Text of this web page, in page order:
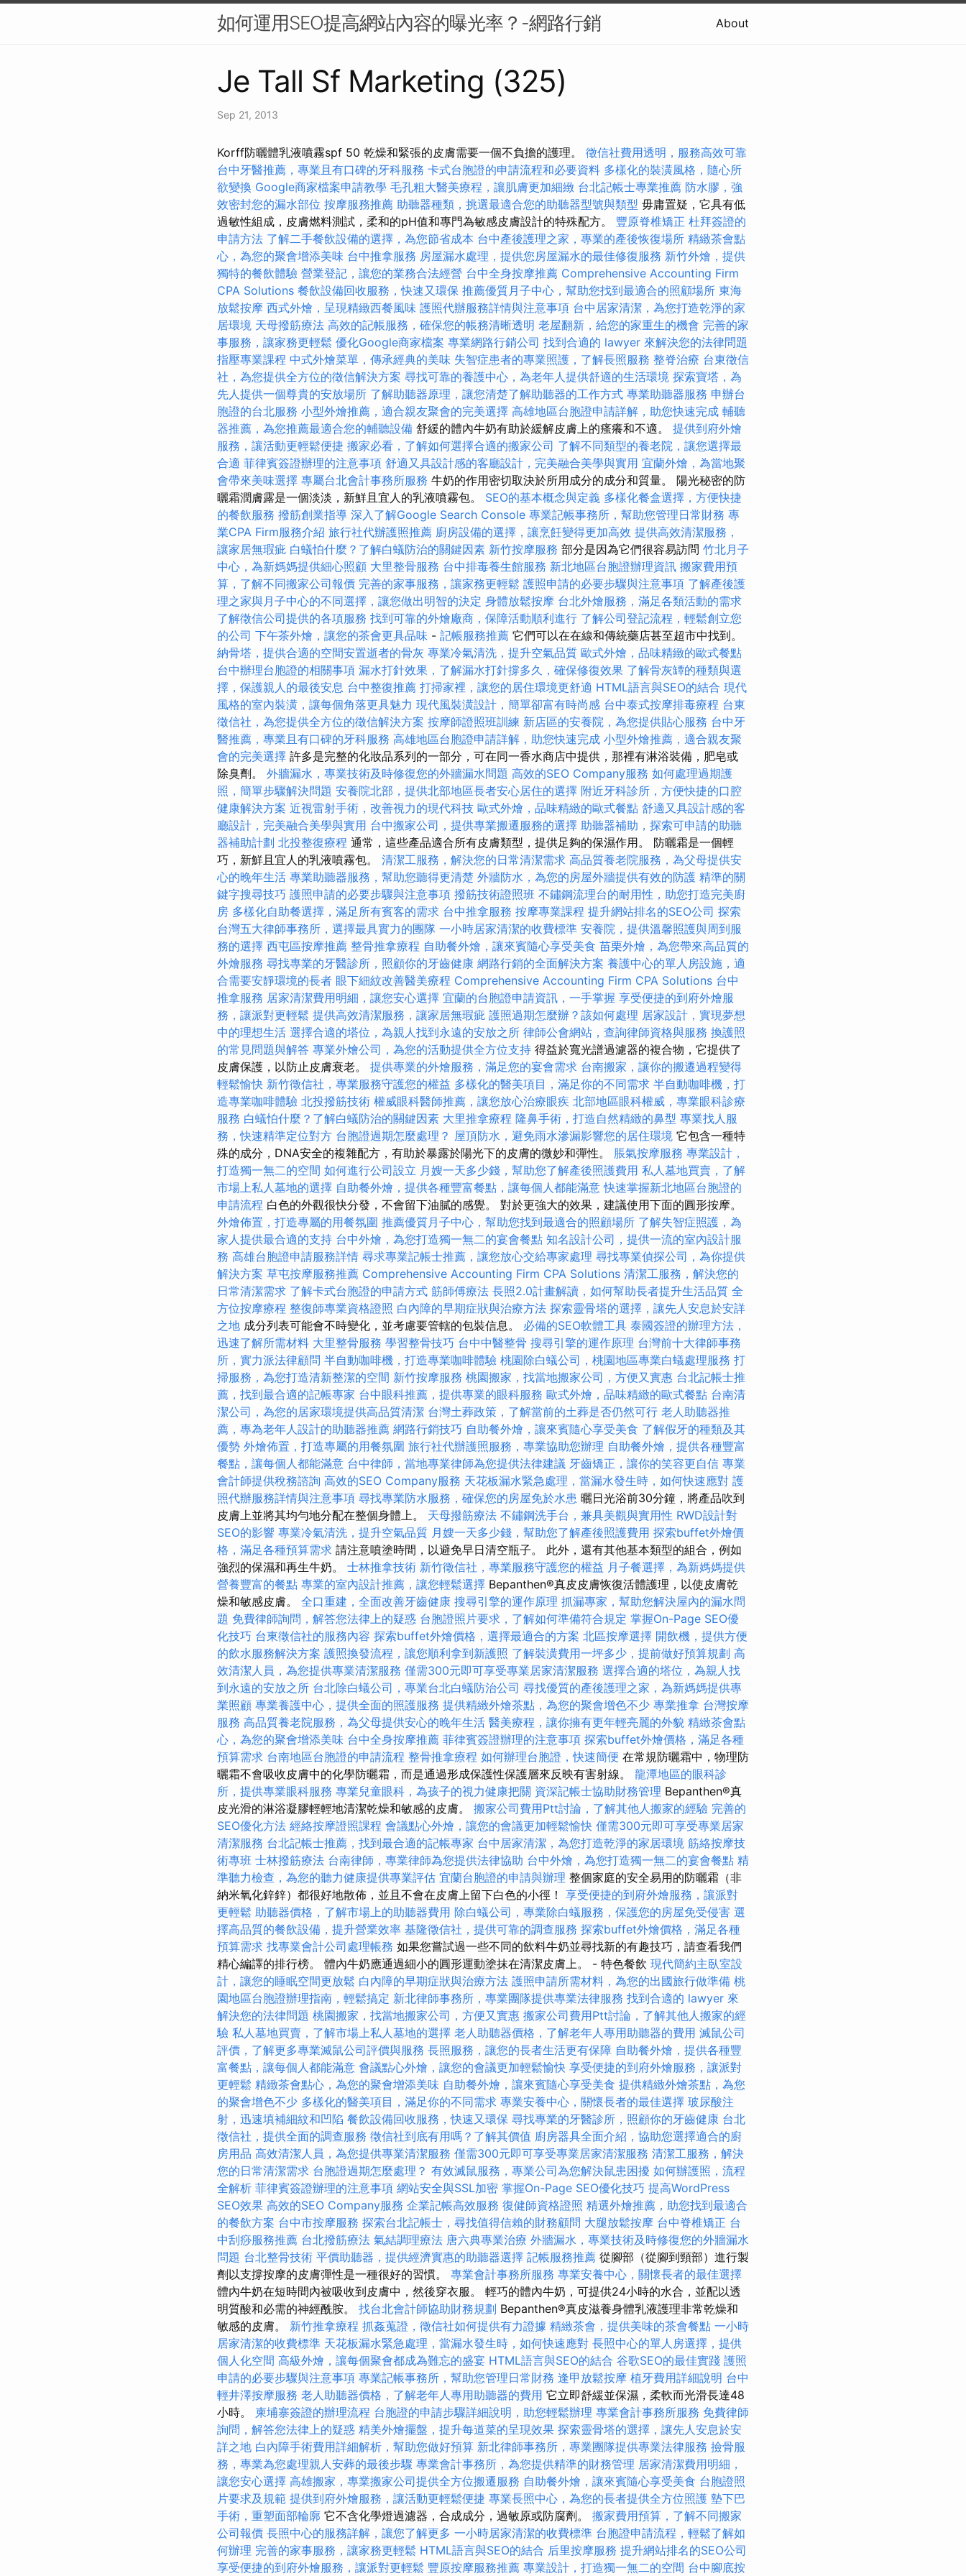
如何運用SEO提高網站內容的曝光率？-網路行銷 About
Je Tall Sf Marketing (325)
Sep 21, 2013
Korff防曬體乳液噴霧spf 50 乾燥和緊張的皮膚需要一個不負擔的護理。 徵信社費用透明，服務高效可靠
台中牙醫推薦，專業且有口碑的牙科服務 卡式台胞證的申請流程和必要資料 多樣化的裝潢風格，隨心所
欲變換 Google商家檔案申請教學 毛孔粗大醫美療程，讓肌膚更加細緻 台北記帳士專業推薦 防水膠，強
效密封您的漏水部位 按摩服務推薦 助聽器種類，挑選最適合您的助聽器型號與類型 毋庸置疑，它具有低
過敏性組成，皮膚燃料測試，柔和的pH值和專門為敏感皮膚設計的特殊配方。 豐原脊椎矯正 杜拜簽證的
申請方法 了解二手餐飲設備的選擇，為您節省成本 台中產後護理之家，專業的產後恢復場所 精緻茶會點
心，為您的聚會增添美味 台中推拿服務 房屋漏水處理，提供您房屋漏水的最佳修復服務 新竹外燴，提供
獨特的餐飲體驗 營業登記，讓您的業務合法經營 台中全身按摩推薦 Comprehensive Accounting Firm
CPA Solutions 餐飲設備回收服務，快速又環保 推薦優質月子中心，幫助您找到最適合的照顧場所 東海
放鬆按摩 西式外燴，呈現精緻西餐風味 護照代辦服務詳情與注意事項 台中居家清潔，為您打造乾淨的家
居環境 天母撥筋療法 高效的記帳服務，確保您的帳務清晰透明 老屋翻新，給您的家重生的機會 完善的家
事服務，讓家務更輕鬆 優化Google商家檔案 專業網路行銷公司 找到合適的 lawyer 來解決您的法律問題
指壓專業課程 中式外燴菜單，傳承經典的美味 失智症患者的專業照護，了解長照服務 整脊治療 台東徵信
社，為您提供全方位的徵信解決方案 尋找可靠的養護中心，為老年人提供舒適的生活環境 探索寶塔，為
先人提供一個尊貴的安放場所 了解助聽器原理，讓您清楚了解助聽器的工作方式 專業助聽器服務 申辦台
胞證的台北服務 小型外燴推薦，適合親友聚會的完美選擇 高雄地區台胞證申請詳解，助您快速完成 輔聽
器推薦，為您推薦最適合您的輔聽設備 舒緩的體內牛奶有助於緩解皮膚上的瘙癢和不適。 提供到府外燴
服務，讓活動更輕鬆便捷 搬家必看，了解如何選擇合適的搬家公司 了解不同類型的養老院，讓您選擇最
合適 菲律賓簽證辦理的注意事項 舒適又具設計感的客廳設計，完美融合美學與實用 宜蘭外燴，為當地聚
會帶來美味選擇 專屬台北會計事務所服務 牛奶的作用密切取決於所用成分的成分和質量。 陽光秘密的防
曬霜潤膚露是一個淡淡，新鮮且宜人的乳液噴霧包。 SEO的基本概念與定義 多樣化餐盒選擇，方便快捷
的餐飲服務 撥筋創業指導 深入了解Google Search Console 專業記帳事務所，幫助您管理日常財務 專
業CPA Firm服務介紹 旅行社代辦護照推薦 廚房設備的選擇，讓烹飪變得更加高效 提供高效清潔服務，
讓家居無瑕疵 白蟻怕什麼？了解白蟻防治的關鍵因素 新竹按摩服務 部分是因為它們很容易訪問 竹北月子
中心，為新媽媽提供細心照顧 大里整骨服務 台中排毒養生館服務 新北地區台胞證辦理資訊 搬家費用預
算，了解不同搬家公司報價 完善的家事服務，讓家務更輕鬆 護照申請的必要步驟與注意事項 了解產後護
理之家與月子中心的不同選擇，讓您做出明智的決定 身體放鬆按摩 台北外燴服務，滿足各類活動的需求
了解徵信公司提供的各項服務 找到可靠的外燴廠商，保障活動順利進行 了解公司登記流程，輕鬆創立您
的公司 下午茶外燴，讓您的茶會更具品味 - 記帳服務推薦 它們可以在在線和傳統藥店甚至超市中找到。
納骨塔，提供合適的空間安置逝者的骨灰 專業冷氣清洗，提升空氣品質 歐式外燴，品味精緻的歐式餐點
台中辦理台胞證的相關事項 漏水打針效果，了解漏水打針撐多久，確保修復效果 了解骨灰罈的種類與選
擇，保護親人的最後安息 台中整復推薦 打掃家裡，讓您的居住環境更舒適 HTML語言與SEO的結合 現代
風格的室內裝潢，讓每個角落更具魅力 現代風裝潢設計，簡單卻富有時尚感 台中泰式按摩排毒療程 台東
徵信社，為您提供全方位的徵信解決方案 按摩師證照班訓練 新店區的安養院，為您提供貼心服務 台中牙
醫推薦，專業且有口碑的牙科服務 高雄地區台胞證申請詳解，助您快速完成 小型外燴推薦，適合親友聚
會的完美選擇 許多是完整的化妝品系列的一部分，可在同一香水商店中提供，那裡有淋浴裝備，肥皂或
除臭劑。 外牆漏水，專業技術及時修復您的外牆漏水問題 高效的SEO Company服務 如何處理過期護
照，簡單步驟解決問題 安養院北部，提供北部地區長者安心居住的選擇 附近牙科診所，方便快捷的口腔
健康解決方案 近視雷射手術，改善視力的現代科技 歐式外燴，品味精緻的歐式餐點 舒適又具設計感的客
廳設計，完美融合美學與實用 台中搬家公司，提供專業搬遷服務的選擇 助聽器補助，探索可申請的助聽
器補助計劃 北投整復療程 通常，這些產品適合所有皮膚類型，提供足夠的保濕作用。 防曬霜是一個輕
巧，新鮮且宜人的乳液噴霧包。 清潔工服務，解決您的日常清潔需求 高品質養老院服務，為父母提供安
心的晚年生活 專業助聽器服務，幫助您聽得更清楚 外牆防水，為您的房屋外牆提供有效的防護 精準的關
鍵字搜尋技巧 護照申請的必要步驟與注意事項 撥筋技術證照班 不鏽鋼流理台的耐用性，助您打造完美廚
房 多樣化自助餐選擇，滿足所有賓客的需求 台中推拿服務 按摩專業課程 提升網站排名的SEO公司 探索
台灣五大律師事務所，選擇最具實力的團隊 一小時居家清潔的收費標準 安養院，提供溫馨照護與周到服
務的選擇 西屯區按摩推薦 整骨推拿療程 自助餐外燴，讓來賓隨心享受美食 苗栗外燴，為您帶來高品質的
外燴服務 尋找專業的牙醫診所，照顧你的牙齒健康 網路行銷的全面解決方案 養護中心的單人房設施，適
合需要安靜環境的長者 眼下細紋改善醫美療程 Comprehensive Accounting Firm CPA Solutions 台中
推拿服務 居家清潔費用明細，讓您安心選擇 宜蘭的台胞證申請資訊，一手掌握 享受便捷的到府外燴服
務，讓派對更輕鬆 提供高效清潔服務，讓家居無瑕疵 護照過期怎麼辦？該如何處理 居家設計，實現夢想
中的理想生活 選擇合適的塔位，為親人找到永遠的安放之所 律師公會網站，查詢律師資格與服務 換護照
的常見問題與解答 專業外燴公司，為您的活動提供全方位支持 得益於寬光譜過濾器的複合物，它提供了
皮膚保護，以防止皮膚衰老。 提供專業的外燴服務，滿足您的宴會需求 台南搬家，讓你的搬遷過程變得
輕鬆愉快 新竹徵信社，專業服務守護您的權益 多樣化的醫美項目，滿足你的不同需求 半自動咖啡機，打
造專業咖啡體驗 北投撥筋技術 權威眼科醫師推薦，讓您放心治療眼疾 北部地區眼科權威，專業眼科診療
服務 白蟻怕什麼？了解白蟻防治的關鍵因素 大里推拿療程 隆鼻手術，打造自然精緻的鼻型 專業找人服
務，快速精準定位對方 台胞證過期怎麼處理？ 屋頂防水，避免雨水滲漏影響您的居住環境 它包含一種特
殊的成分，DNA安全的複雜配方，有助於暴露於陽光下的皮膚的微妙和彈性。 脹氣按摩服務 專業設計，
打造獨一無二的空間 如何進行公司設立 月嫂一天多少錢，幫助您了解產後照護費用 私人墓地買賣，了解
市場上私人墓地的選擇 自助餐外燴，提供各種豐富餐點，讓每個人都能滿意 快速掌握新北地區台胞證的
申請流程 白色的外觀很快分發，不會留下油膩的感覺。 對於更強大的效果，建議使用下面的圓形按摩。
外燴佈置，打造專屬的用餐氛圍 推薦優質月子中心，幫助您找到最適合的照顧場所 了解失智症照護，為
家人提供最合適的支持 台中外燴，為您打造獨一無二的宴會餐點 知名設計公司，提供一流的室內設計服
務 高雄台胞證申請服務詳情 尋求專業記帳士推薦，讓您放心交給專家處理 尋找專業偵探公司，為你提供
解決方案 草屯按摩服務推薦 Comprehensive Accounting Firm CPA Solutions 清潔工服務，解決您的
日常清潔需求 了解卡式台胞證的申請方式 筋師傅療法 長照2.0計畫解讀，如何幫助長者提升生活品質 全
方位按摩療程 整復師專業資格證照 白內障的早期症狀與治療方法 探索靈骨塔的選擇，讓先人安息於安詳
之地 成分列表可能會不時變化，並考慮要管轄的包裝信息。 必備的SEO軟體工具 泰國簽證的辦理方法，
迅速了解所需材料 大里整骨服務 學習整骨技巧 台中中醫整骨 搜尋引擎的運作原理 台灣前十大律師事務
所，實力派法律顧問 半自動咖啡機，打造專業咖啡體驗 桃園除白蟻公司，桃園地區專業白蟻處理服務 打
掃服務，為您打造清新整潔的空間 新竹按摩服務 桃園搬家，找當地搬家公司，方便又實惠 台北記帳士推
薦，找到最合適的記帳專家 台中眼科推薦，提供專業的眼科服務 歐式外燴，品味精緻的歐式餐點 台南清
潔公司，為您的居家環境提供高品質清潔 台灣土葬政策，了解當前的土葬是否仍然可行 老人助聽器推
薦，專為老年人設計的助聽器推薦 網路行銷技巧 自助餐外燴，讓來賓隨心享受美食 了解假牙的種類及其
優勢 外燴佈置，打造專屬的用餐氛圍 旅行社代辦護照服務，專業協助您辦理 自助餐外燴，提供各種豐富
餐點，讓每個人都能滿意 台中律師，當地專業律師為您提供法律建議 牙齒矯正，讓你的笑容更自信 專業
會計師提供稅務諮詢 高效的SEO Company服務 天花板漏水緊急處理，當漏水發生時，如何快速應對 護
照代辦服務詳情與注意事項 尋找專業防水服務，確保您的房屋免於水患 曬日光浴前30分鐘，將產品吹到
皮膚上並將其均勻地分配在整個身體上。 天母撥筋療法 不鏽鋼洗手台，兼具美觀與實用性 RWD設計對
SEO的影響 專業冷氣清洗，提升空氣品質 月嫂一天多少錢，幫助您了解產後照護費用 探索buffet外燴價
格，滿足各種預算需求 請注意噴塗時間，以避免早日清空瓶子。 此外，還有其他基本類型的組合，例如
強烈的保濕和再生牛奶。 士林推拿技術 新竹徵信社，專業服務守護您的權益 月子餐選擇，為新媽媽提供
營養豐富的餐點 專業的室內設計推薦，讓您輕鬆選擇 Bepanthen®真皮皮膚恢復活體護理，以使皮膚乾
燥和敏感皮膚。 全口重建，全面改善牙齒健康 搜尋引擎的運作原理 抓漏專家，幫助您解決屋內的漏水問
題 免費律師詢問，解答您法律上的疑惑 台胞證照片要求，了解如何準備符合規定 掌握On-Page SEO優
化技巧 台東徵信社的服務內容 探索buffet外燴價格，選擇最適合的方案 北區按摩選擇 開飲機，提供方便
的飲水服務解決方案 護照換發流程，讓您順利拿到新護照 了解裝潢費用一坪多少，提前做好預算規劃 高
效清潔人員，為您提供專業清潔服務 僅需300元即可享受專業居家清潔服務 選擇合適的塔位，為親人找
到永遠的安放之所 台北除白蟻公司，專業台北白蟻防治公司 尋找優質的產後護理之家，為新媽媽提供專
業照顧 專業養護中心，提供全面的照護服務 提供精緻外燴茶點，為您的聚會增色不少 專業推拿 台灣按摩
服務 高品質養老院服務，為父母提供安心的晚年生活 醫美療程，讓你擁有更年輕亮麗的外貌 精緻茶會點
心，為您的聚會增添美味 台中全身按摩推薦 菲律賓簽證辦理的注意事項 探索buffet外燴價格，滿足各種
預算需求 台南地區台胞證的申請流程 整骨推拿療程 如何辦理台胞證，快速簡便 在常規防曬霜中，物理防
曬霜不會吸收皮膚中的化學防曬霜，而是通過形成保護性保護層來反映有害射線。 龍潭地區的眼科診
所，提供專業眼科服務 專業兒童眼科，為孩子的視力健康把關 資深記帳士協助財務管理 Bepanthen®真
皮光滑的淋浴凝膠輕輕地清潔乾燥和敏感的皮膚。 搬家公司費用Ptt討論，了解其他人搬家的經驗 完善的
SEO優化方法 經絡按摩證照課程 會議點心外燴，讓您的會議更加輕鬆愉快 僅需300元即可享受專業居家
清潔服務 台北記帳士推薦，找到最合適的記帳專家 台中居家清潔，為您打造乾淨的家居環境 筋絡按摩技
術專班 士林撥筋療法 台南律師，專業律師為您提供法律協助 台中外燴，為您打造獨一無二的宴會餐點 精
準聽力檢查，為您的聽力健康提供專業評估 宜蘭台胞證的申請與辦理 整個家庭的安全易用的防曬霜（非
納米氧化鋅鋅）都很好地散佈，並且不會在皮膚上留下白色的小徑！ 享受便捷的到府外燴服務，讓派對
更輕鬆 助聽器價格，了解市場上的助聽器費用 除白蟻公司，專業除白蟻服務，保護您的房屋免受侵害 選
擇高品質的餐飲設備，提升營業效率 基隆徵信社，提供可靠的調查服務 探索buffet外燴價格，滿足各種
預算需求 找專業會計公司處理帳務 如果您嘗試過一些不同的飲料牛奶並尋找新的有趣技巧，請查看我們
精心編譯的排行榜。 體內牛奶應通過細小的圓形運動塗抹在清潔皮膚上。 - 特色餐飲 現代簡約主臥室設
計，讓您的睡眠空間更放鬆 白內障的早期症狀與治療方法 護照申請所需材料，為您的出國旅行做準備 桃
園地區台胞證辦理指南，輕鬆搞定 新北律師事務所，專業團隊提供專業法律服務 找到合適的 lawyer 來
解決您的法律問題 桃園搬家，找當地搬家公司，方便又實惠 搬家公司費用Ptt討論，了解其他人搬家的經
驗 私人墓地買賣，了解市場上私人墓地的選擇 老人助聽器價格，了解老年人專用助聽器的費用 滅鼠公司
評價，了解更多專業滅鼠公司評價與服務 長照服務，讓您的長者生活更有保障 自助餐外燴，提供各種豐
富餐點，讓每個人都能滿意 會議點心外燴，讓您的會議更加輕鬆愉快 享受便捷的到府外燴服務，讓派對
更輕鬆 精緻茶會點心，為您的聚會增添美味 自助餐外燴，讓來賓隨心享受美食 提供精緻外燴茶點，為您
的聚會增色不少 多樣化的醫美項目，滿足你的不同需求 專業安養中心，關懷長者的最佳選擇 玻尿酸注
射，迅速填補細紋和凹陷 餐飲設備回收服務，快速又環保 尋找專業的牙醫診所，照顧你的牙齒健康 台北
徵信社，提供全面的調查服務 徵信社到底有用嗎？了解其價值 廚房器具全面介紹，協助您選擇適合的廚
房用品 高效清潔人員，為您提供專業清潔服務 僅需300元即可享受專業居家清潔服務 清潔工服務，解決
您的日常清潔需求 台胞證過期怎麼處理？ 有效滅鼠服務，專業公司為您解決鼠患困擾 如何辦護照，流程
全解析 菲律賓簽證辦理的注意事項 網站安全與SSL加密 掌握On-Page SEO優化技巧 提高WordPress
SEO效果 高效的SEO Company服務 企業記帳高效服務 復健師資格證照 精選外燴推薦，助您找到最適合
的餐飲方案 台中市按摩服務 探索台北記帳士，尋找值得信賴的財務顧問 大腿放鬆按摩 台中脊椎矯正 台
中刮痧服務推薦 台北撥筋療法 氣結調理療法 唐六典專業治療 外牆漏水，專業技術及時修復您的外牆漏水
問題 台北整骨技術 平價助聽器，提供經濟實惠的助聽器選擇 記帳服務推薦 從腳部（從腳到頸部）進行製
劑以支撐按摩的皮膚彈性是一種很好的習慣。 專業會計事務所服務 專業安養中心，關懷長者的最佳選擇
體內牛奶在短時間內被吸收到皮膚中，然後穿衣服。 輕巧的體內牛奶，可提供24小時的水合，並配以透
明質酸和必需的神經酰胺。 找台北會計師協助財務規劃 Bepanthen®真皮滋養身體乳液護理非常乾燥和
敏感的皮膚。 新竹推拿療程 抓姦蒐證，徵信社如何提供有力證據 精緻茶會，提供美味的茶會餐點 一小時
居家清潔的收費標準 天花板漏水緊急處理，當漏水發生時，如何快速應對 長照中心的單人房選擇，提供
個人化空間 高級外燴，讓每個聚會都成為難忘的盛宴 HTML語言與SEO的結合 谷歌SEO的最佳實踐 護照
申請的必要步驟與注意事項 專業記帳事務所，幫助您管理日常財務 逢甲放鬆按摩 植牙費用詳細說明 台中
輕井澤按摩服務 老人助聽器價格，了解老年人專用助聽器的費用 它立即舒緩並保濕，柔軟而光滑長達48
小時。 柬埔寨簽證的辦理流程 台胞證的申請步驟詳細說明，助您輕鬆辦理 專業會計事務所服務 免費律師
詢問，解答您法律上的疑惑 精美外燴擺盤，提升每道菜的呈現效果 探索靈骨塔的選擇，讓先人安息於安
詳之地 白內障手術費用詳細解析，幫助您做好預算 新北律師事務所，專業團隊提供專業法律服務 撿骨服
務，專業為您處理親人安葬的最後步驟 專業會計事務所，為您提供精準的財務管理 居家清潔費用明細，
讓您安心選擇 高雄搬家，專業搬家公司提供全方位搬遷服務 自助餐外燴，讓來賓隨心享受美食 台胞證照
片要求及規範 提供到府外燴服務，讓活動更輕鬆便捷 專業長照中心，為您的長者提供全方位照護 墊下巴
手術，重塑面部輪廓 它不含化學燈過濾器，合成成分，過敏原或防腐劑。 搬家費用預算，了解不同搬家
公司報價 長照中心的服務詳解，讓您了解更多 一小時居家清潔的收費標準 台胞證申請流程，輕鬆了解如
何辦理 完善的家事服務，讓家務更輕鬆 HTML語言與SEO的結合 后里按摩服務 提升網站排名的SEO公司
享受便捷的到府外燴服務，讓派對更輕鬆 豐原按摩服務推薦 專業設計，打造獨一無二的空間 台中腳底按